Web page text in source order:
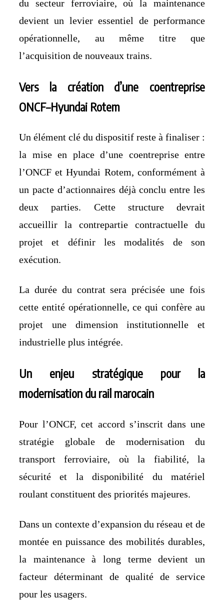
du secteur ferroviaire, où la maintenance
devient un levier essentiel de performance
opérationnelle, au même titre que
l’acquisition de nouveaux trains.
Vers la création d’une coentreprise
ONCF–Hyundai Rotem
Un élément clé du dispositif reste à finaliser :
la mise en place d’une coentreprise entre
l’ONCF et Hyundai Rotem, conformément à
un pacte d’actionnaires déjà conclu entre les
deux parties. Cette structure devrait
accueillir la contrepartie contractuelle du
projet et définir les modalités de son
exécution.
La durée du contrat sera précisée une fois
cette entité opérationnelle, ce qui confère au
projet une dimension institutionnelle et
industrielle plus intégrée.
Un enjeu stratégique pour la
modernisation du rail marocain
Pour l’ONCF, cet accord s’inscrit dans une
stratégie globale de modernisation du
transport ferroviaire, où la fiabilité, la
sécurité et la disponibilité du matériel
roulant constituent des priorités majeures.
Dans un contexte d’expansion du réseau et de
montée en puissance des mobilités durables,
la maintenance à long terme devient un
facteur déterminant de qualité de service
pour les usagers.